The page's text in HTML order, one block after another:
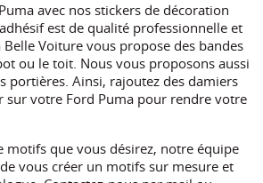
avec nos stickers de décoration
est de qualité professionnelle et
Voiture vous propose des bandes
ou le toit. Nous vous proposons aussi
portières. Ainsi, rajoutez des damiers
sur votre Ford Puma pour rendre votre
motifs que vous désirez, notre équipe
vous créer un motifs sur mesure et